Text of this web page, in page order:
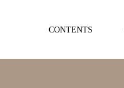
CONTENTS